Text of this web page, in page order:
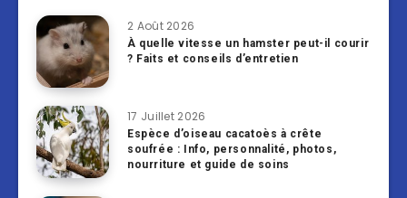
2 Août 2026
À quelle vitesse un hamster peut-il courir
? Faits et conseils d’entretien
17 Juillet 2026
Espèce d’oiseau cacatoès à crête
soufrée : Info, personnalité, photos,
nourriture et guide de soins